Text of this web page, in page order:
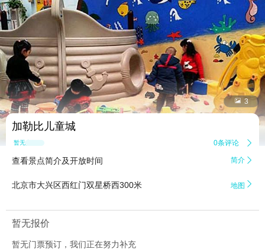
 3
加勒比儿童城
暂无点评 0条评论 
查看景点简介及开放时间 简介 
北京市大兴区西红门双星桥西300米 地图 
暂无报价
暂无门票预订，我们正在努力补充
